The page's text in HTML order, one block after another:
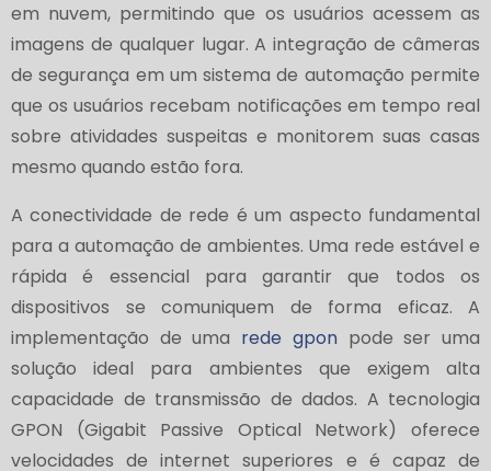
em nuvem, permitindo que os usuários acessem as
imagens de qualquer lugar. A integração de câmeras
de segurança em um sistema de automação permite
que os usuários recebam notificações em tempo real
sobre atividades suspeitas e monitorem suas casas
mesmo quando estão fora.
A conectividade de rede é um aspecto fundamental
para a automação de ambientes. Uma rede estável e
rápida é essencial para garantir que todos os
dispositivos se comuniquem de forma eficaz. A
implementação de uma rede gponpode ser uma
solução ideal para ambientes que exigem alta
capacidade de transmissão de dados. A tecnologia
GPON (Gigabit Passive Optical Network) oferece
velocidades de internet superiores e é capaz de